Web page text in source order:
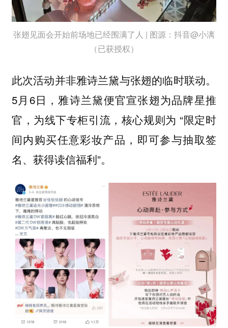
张翅见面会开始前场地已经围满了人 | 图源：抖音@小漓
（已获授权）
此次活动并非雅诗兰黛与张翅的临时联动。
5月6日，雅诗兰黛便官宣张翅为品牌星推
官，为线下专柜引流，核心规则为 “限定时
间内购买任意彩妆产品，即可参与抽取签
名、获得读信福利”。